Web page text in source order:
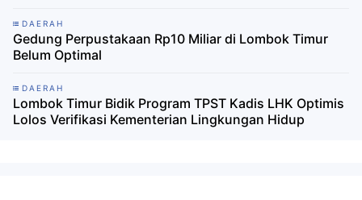
DAERAH
Gedung Perpustakaan Rp10 Miliar di Lombok Timur
Belum Optimal
DAERAH
Lombok Timur Bidik Program TPST Kadis LHK Optimis
Lolos Verifikasi Kementerian Lingkungan Hidup